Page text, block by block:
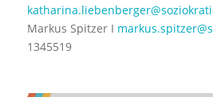
Markus Spitzer I
1345519